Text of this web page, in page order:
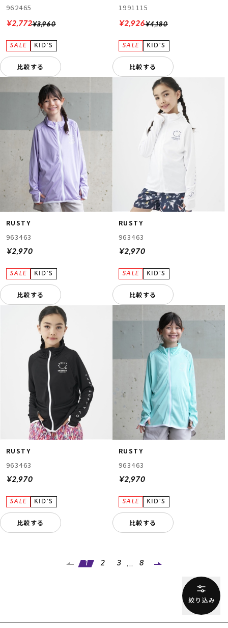
962465
¥3,960
¥2,772
比較する
1991115
¥4,180
¥2,926
比較する
RUSTY
963463
¥2,970
比較する
RUSTY
963463
¥2,970
比較する
RUSTY
963463
¥2,970
比較する
RUSTY
963463
¥2,970
比較する
1 2 3 ... 8